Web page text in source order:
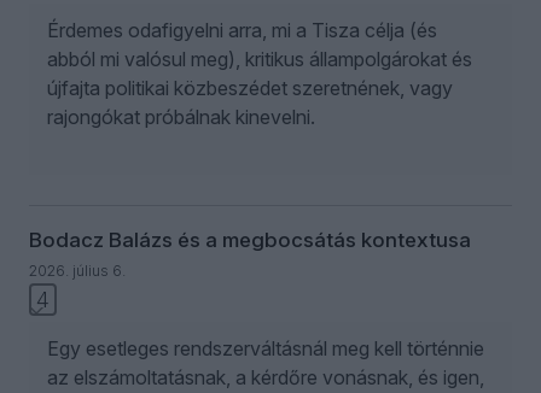
Érdemes odafigyelni arra, mi a Tisza célja (és
abból mi valósul meg), kritikus állampolgárokat és
újfajta politikai közbeszédet szeretnének, vagy
rajongókat próbálnak kinevelni.
Bodacz Balázs és a megbocsátás kontextusa
2026. július 6.
4
Egy esetleges rendszerváltásnál meg kell történnie
az elszámoltatásnak, a kérdőre vonásnak, és igen,